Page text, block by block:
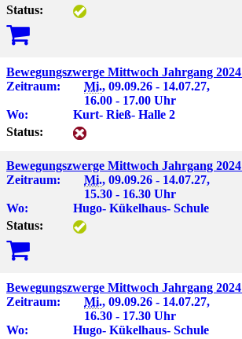
Status:
Bewegungszwerge Mittwoch Jahrgang 2024
Zeitraum:
Mi., 09.09.26 - 14.07.27,
16.00 - 17.00 Uhr
Wo:
Kurt- Rieß- Halle 2
Status:
Bewegungszwerge Mittwoch Jahrgang 2024
Zeitraum:
Mi., 09.09.26 - 14.07.27,
15.30 - 16.30 Uhr
Wo:
Hugo- Kükelhaus- Schule
Status:
Bewegungszwerge Mittwoch Jahrgang 2024
Zeitraum:
Mi., 09.09.26 - 14.07.27,
16.30 - 17.30 Uhr
Wo:
Hugo- Kükelhaus- Schule